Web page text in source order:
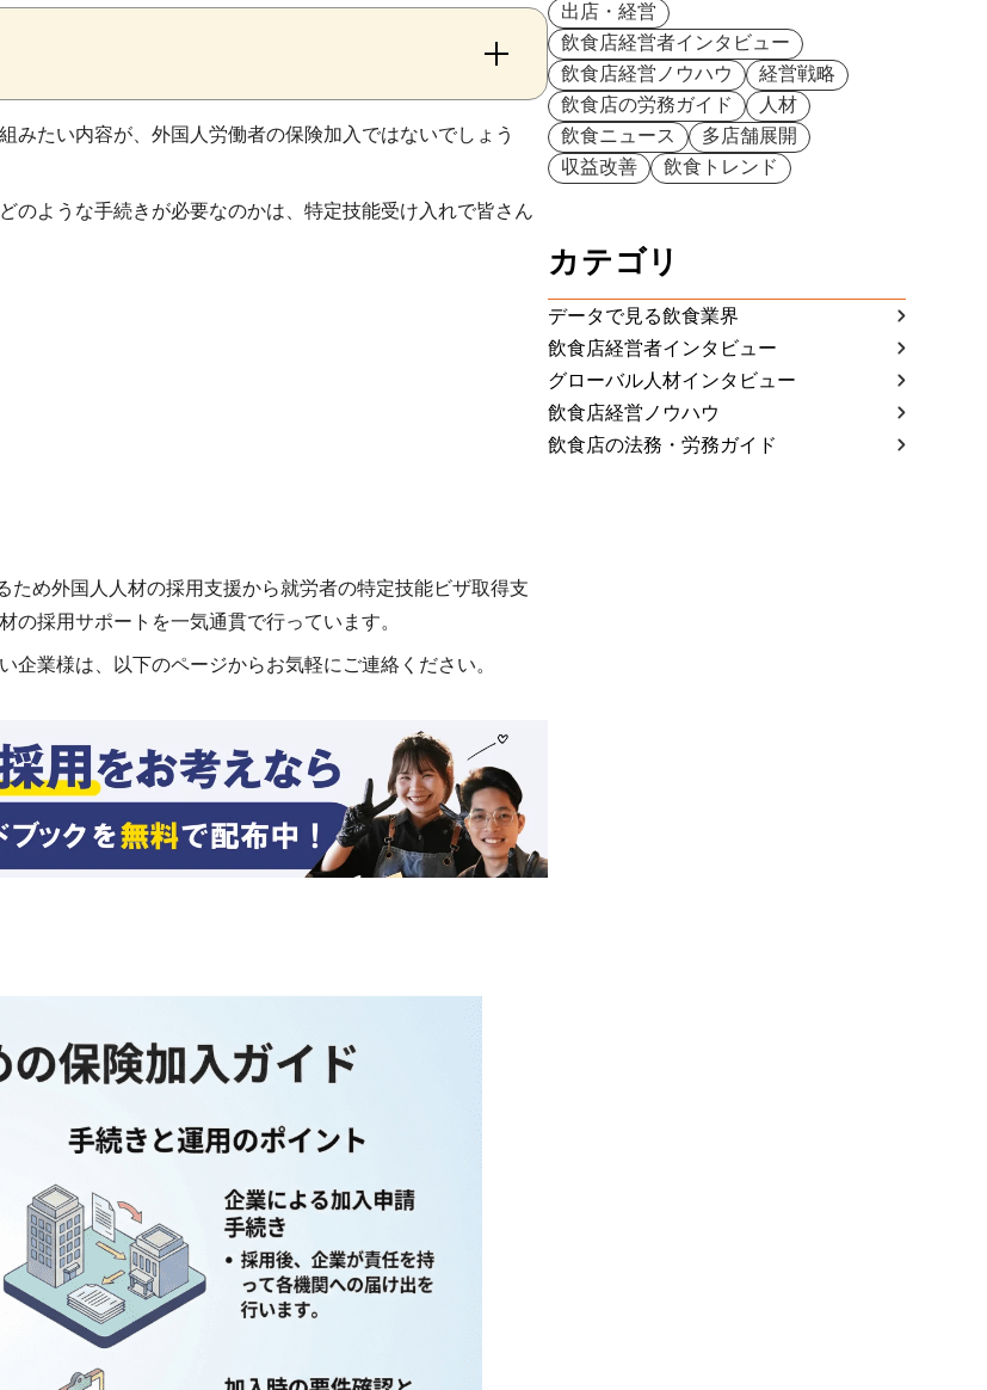
みたい内容が、外国人労働者の保険加入ではないでしょう
のような手続きが必要なのかは、特定技能受け入れで皆さん
め外国人人材の採用支援から就労者の特定技能ビザ取得支
採用サポートを一気通貫で行っています。
業様は、以下のページからお気軽にご連絡ください。
出店・経営
飲食店経営者インタビュー
飲食店経営ノウハウ
経営戦略
飲食店の労務ガイド
人材
飲食ニュース
多店舗展開
収益改善
飲食トレンド
カテゴリ
データで見る飲食業界
飲食店経営者インタビュー
グローバル人材インタビュー
飲食店経営ノウハウ
飲食店の法務・労務ガイド